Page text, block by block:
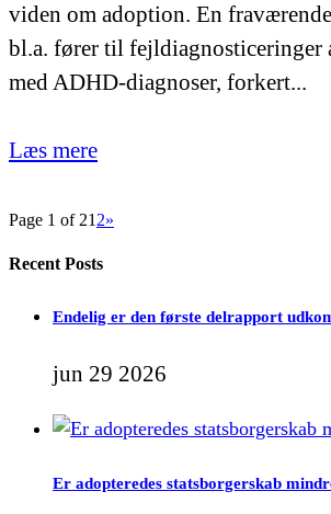
viden om adoption. En
bl.a. fører til fejldiagnosticeringer
med ADHD-diagnoser, forkert...
Læs mere
Page 1 of 212»
Recent Posts
Endelig er den første delrapport
jun 29 2026
Er adopteredes statsborgerskab